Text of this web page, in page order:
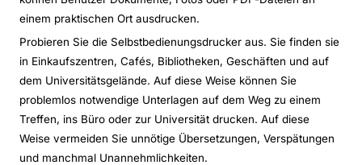
einem praktischen Ort ausdrucken.
Probieren Sie die Selbstbedienungsdrucker aus. Sie finden sie
in Einkaufszentren, Cafés, Bibliotheken, Geschäften und auf
dem Universitätsgelände. Auf diese Weise können Sie
problemlos notwendige Unterlagen auf dem Weg zu einem
Treffen, ins Büro oder zur Universität drucken. Auf diese
Weise vermeiden Sie unnötige Übersetzungen, Verspätungen
und manchmal Unannehmlichkeiten.